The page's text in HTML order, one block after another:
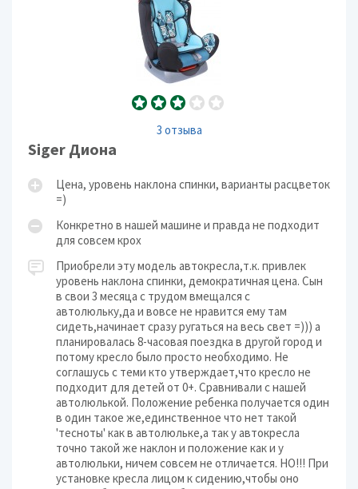
3 отзыва
Siger Диона
Цена, уровень наклона спинки, варианты расцветок
=)
Конкретно в нашей машине и правда не подходит
для совсем крох
Приобрели эту модель автокресла,т.к. привлек
уровень наклона спинки, демократичная цена. Сын
в свои 3 месяца с трудом вмещался с
автолюльку,да и вовсе не нравится ему там
сидеть,начинает сразу ругаться на весь свет =))) а
планировалась 8-часовая поездка в другой город и
потому кресло было просто необходимо. Не
соглашусь с теми кто утверждает,что кресло не
подходит для детей от 0+. Сравнивали с нашей
автолюлькой. Положение ребенка получается один
в один такое же,единственное что нет такой
'тесноты' как в автолюльке,а так у автокресла
точно такой же наклон и положение как и у
автолюльки, ничем совсем не отличается. НО!!! При
установке кресла лицом к сидению,чтобы оно